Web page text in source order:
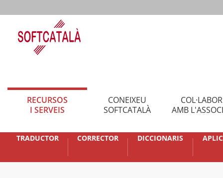
RECURSOS
I SERVEIS
CONEIXEU
SOFTCATALÀ
AMB
TRADUCTOR CORRECTOR DICCIONARIS